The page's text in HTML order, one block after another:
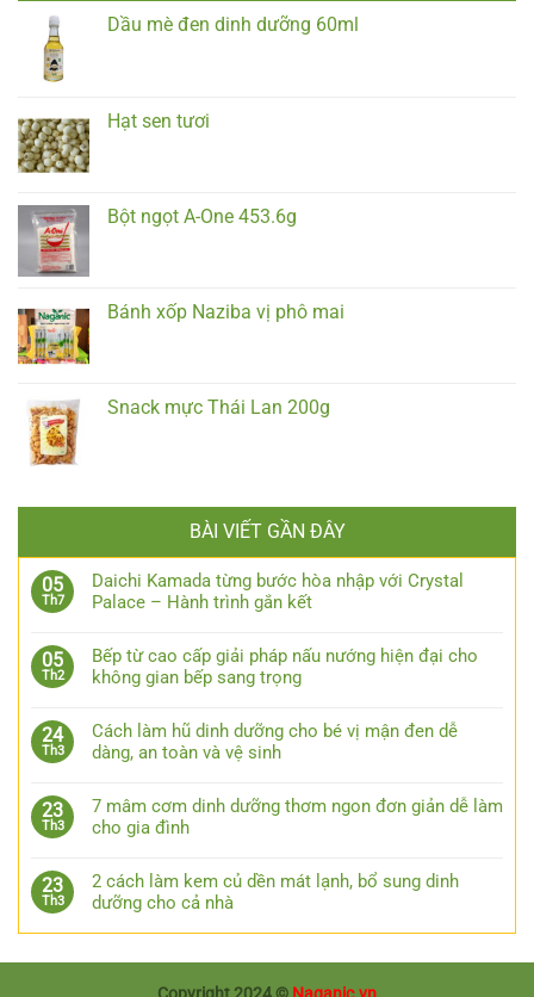
Dầu mè đen dinh dưỡng 60ml
Hạt sen tươi
Bột ngọt A-One 453.6g
Bánh xốp Naziba vị phô mai
Snack mực Thái Lan 200g
BÀI VIẾT GẦN ĐÂY
05
Th7
Daichi Kamada từng bước hòa nhập với Crystal
Palace – Hành trình gắn kết
05
Th2
Bếp từ cao cấp giải pháp nấu nướng hiện đại cho
không gian bếp sang trọng
24
Th3
Cách làm hũ dinh dưỡng cho bé vị mận đen dễ
dàng, an toàn và vệ sinh
23
Th3
7 mâm cơm dinh dưỡng thơm ngon đơn giản dễ làm
cho gia đình
23
Th3
2 cách làm kem củ dền mát lạnh, bổ sung dinh
dưỡng cho cả nhà